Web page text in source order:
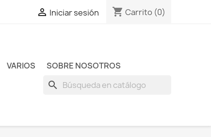
 Iniciar sesión shopping_cart Carrito (0)
VARIOS SOBRE NOSOTROS
search